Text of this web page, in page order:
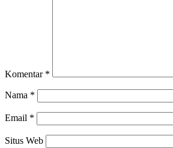
Komentar *
Nama *
Email *
Situs Web